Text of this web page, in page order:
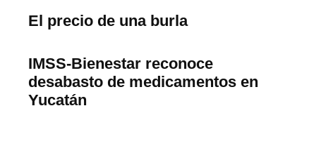
El precio de una burla
IMSS-Bienestar reconoce
desabasto de medicamentos en
Yucatán